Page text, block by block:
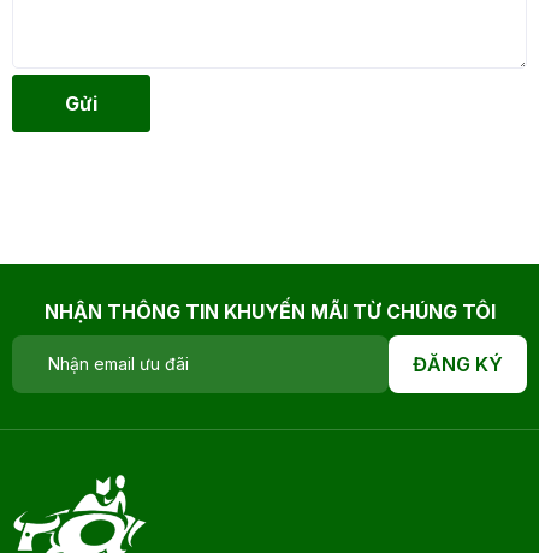
Gửi
NHẬN THÔNG TIN KHUYẾN MÃI TỪ CHÚNG TÔI
ĐĂNG KÝ